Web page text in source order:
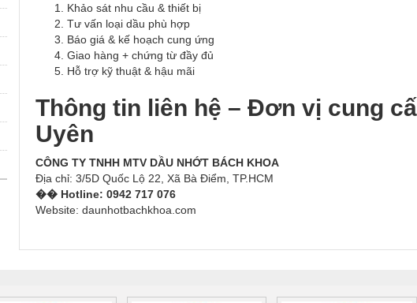
Khảo sát nhu cầu & thiết bị
Tư vấn loại dầu phù hợp
Báo giá & kế hoạch cung ứng
Giao hàng + chứng từ đầy đủ
Hỗ trợ kỹ thuật & hậu mãi
Thông tin liên hệ – Đơn vị cung
Uyên
CÔNG TY TNHH MTV DẦU NHỚT BÁCH KHOA
Địa chỉ: 3/5D Quốc Lộ 22, Xã Bà Điểm, TP.HCM
�� Hotline: 0942 717 076
Website: daunhotbachkhoa.com